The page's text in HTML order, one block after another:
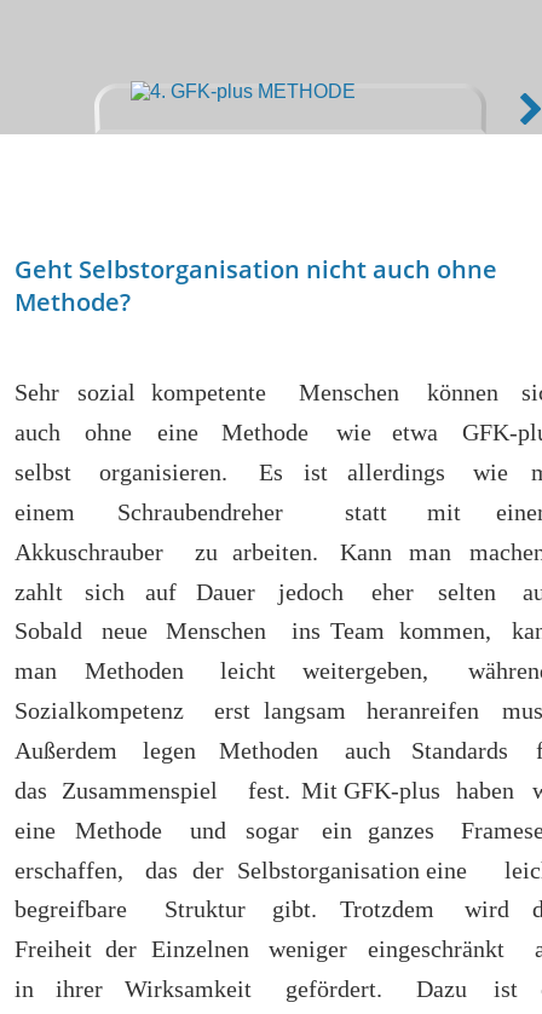
Geht Selbstorganisation nicht auch ohne
Methode?
Sehr sozial kompetente Menschen können
auch
ohne eine Methode wie etwa
GFK-
selbst
organisieren. Es ist allerdings wie
einem
Schraubendreher statt mit
Akkuschrauber
zu arbeiten. Kann man
zahlt
sich auf Dauer jedoch eher selten
Sobald
neue Menschen ins Team kommen,
man
Methoden leicht weitergeben,
Sozialkompetenz
erst langsam heranreifen
Außerdem
legen Methoden auch Standards
das
Zusammenspiel fest. Mit GFK-plus haben
eine
Methode und sogar ein ganzes
erschaffen,
das der Selbstorganisation eine
begreifbare
Struktur gibt. Trotzdem wird
Freiheit der Einzelnen weniger eingeschränkt
in
ihrer Wirksamkeit gefördert. Dazu ist